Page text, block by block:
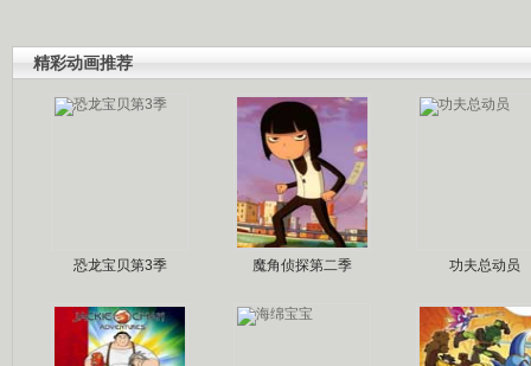
精彩动画推荐
恐龙宝贝第3季 魔角侦探第二季 功夫总动员